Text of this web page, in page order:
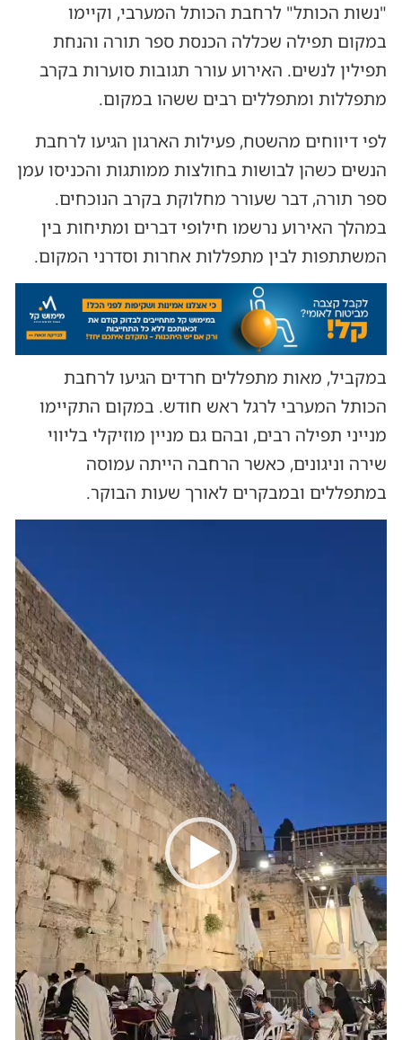
"נשות הכותל" לרחבת הכותל המערבי, וקיימו
במקום תפילה שכללה הכנסת ספר תורה והנחת
תפילין לנשים. האירוע עורר תגובות סוערות בקרב
מתפללות ומתפללים רבים ששהו במקום.
לפי דיווחים מהשטח, פעילות הארגון הגיעו לרחבת
הנשים כשהן לבושות בחולצות ממותגות והכניסו עמן
ספר תורה, דבר שעורר מחלוקת בקרב הנוכחים.
במהלך האירוע נרשמו חילופי דברים ומתיחות בין
המשתתפות לבין מתפללות אחרות וסדרני המקום.
במקביל, מאות מתפללים חרדים הגיעו לרחבת
הכותל המערבי לרגל ראש חודש. במקום התקיימו
מנייני תפילה רבים, ובהם גם מניין מוזיקלי בליווי
שירה וניגונים, כאשר הרחבה הייתה עמוסה
במתפללים ובמבקרים לאורך שעות הבוקר.